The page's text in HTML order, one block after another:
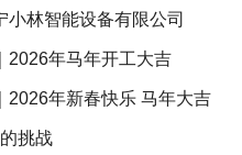
林智能设备有限公司
2026年马年开工大吉
济宁小林智能科技有限公司｜2026年新春快乐 马年大吉
挑战